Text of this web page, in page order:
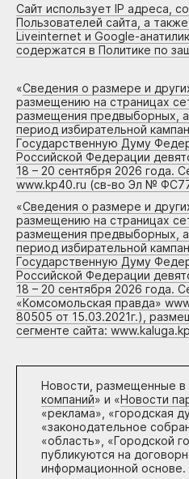
Сайт использует IP адреса,
Пользователей сайта, а
Liveinternet и Google-
содержатся в Политике по
«Сведения о размере и
размещению на страницах
размещения предвыборных,
период избирательной
Государственную Думу
Российской Федерации
18 – 20 сентября 2026 года.
www.kp40.ru (св-во Эл №
«Сведения о размере и
размещению на страницах
размещения предвыборных,
период избирательной
Государственную Думу
Российской Федерации
18 – 20 сентября 2026 года.
«Комсомольская правда»
80505 от 15.03.2021г.),
сегменте сайта:
Новости, размещенные в
компаний» и «Новости
«реклама», «городская
«законодательное
«область», «Городской
публикуются на
информационной основе.